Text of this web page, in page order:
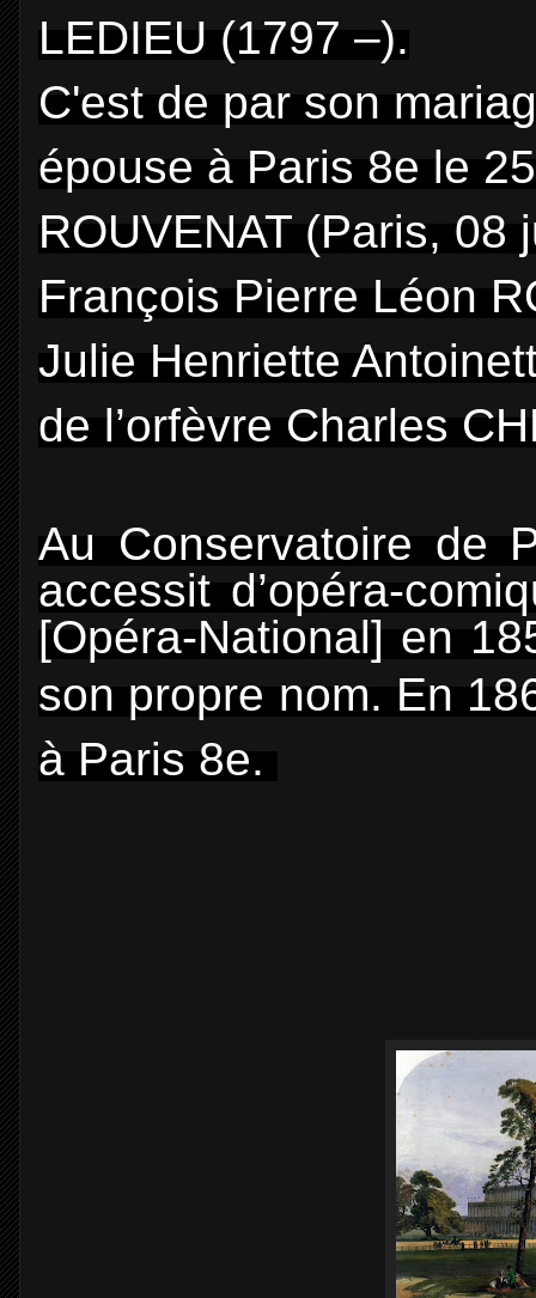
LEDIEU (1797 –).
C'est de par son
épouse à Paris 8e le
ROUVENAT (Paris,
François Pierre Léon
Julie Henriette
de l’orfèvre Charles
Au Conservatoire de
accessit d’opéra-
[Opéra-National] en
son propre nom. En
à Paris 8e.